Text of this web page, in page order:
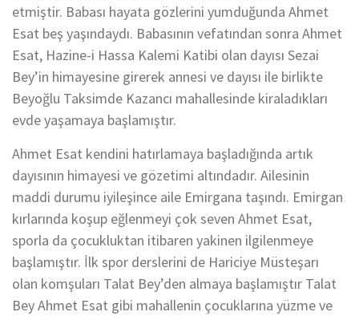
etmiştir. Babası hayata gözlerini yumduğunda Ahmet
Esat beş yaşındaydı. Babasının vefatından sonra Ahmet
Esat, Hazine-i Hassa Kalemi Katibi olan dayısı Sezai
Bey’in himayesine girerek annesi ve dayısı ile birlikte
Beyoğlu Taksimde Kazancı mahallesinde kiraladıkları
evde yaşamaya başlamıştır.
Ahmet Esat kendini hatırlamaya başladığında artık
dayısının himayesi ve gözetimi altındadır. Ailesinin
maddi durumu iyileşince aile Emirgana taşındı. Emirgan
kırlarında koşup eğlenmeyi çok seven Ahmet Esat,
sporla da çocukluktan itibaren yakinen ilgilenmeye
başlamıştır. İlk spor derslerini de Hariciye Müsteşarı
olan komşuları Talat Bey’den almaya başlamıştır Talat
Bey Ahmet Esat gibi mahallenin çocuklarına yüzme ve